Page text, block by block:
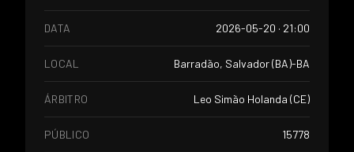
DATA 2026-05-20 · 21:00
LOCAL Barradão, Salvador (BA)-BA
ÁRBITRO Leo Simão Holanda (CE)
PÚBLICO 15778